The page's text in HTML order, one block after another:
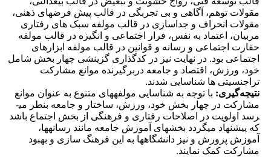
مقولات توهم، آگاهی و بی تجربگی در قالب پیش فرض­های ذهنی،
مقولات انحراف و جداسازی در قالب مولفه سبک های رفتاری
مربیان، اعتماد به نفس، فرار اجتماعی و انگیزه در قالب مولفه
حقارت اجتماعی و رسانه و قوانین در قالب مولفه ابزارهای
اجتماعی بود. در نهایت نیز در کدگذاری گزینشی چهار بخش شامل
خود، ورزش، اقتصاد و جامعه دربرگیرنده موانع مشارکت
تراجنسیتی ها شناسایی شدند.
نتیجه‌گیری: با توجه به شناسایی مولفه­های متنوع به عنوان موانع
مشارکت در چهار بخش خود، ورزش، ساختار و جامعه بنطر می­
رسد اولویت در اصلاحات رفتاری و فرهنگی از بخش اجتماع باشد
که پیشنهاد می­گردد بخش­های آموزش جامعه مانند رسانه­ها،
آموزش پرورش و نیز دانشگاه­ها به این فرهنگ سازی و بهبود
مشارکت کمک نمایند.